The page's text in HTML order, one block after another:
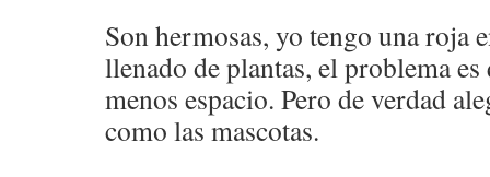
Son hermosas, yo tengo una roja
llenado de plantas, el problema es
menos espacio. Pero de verdad
como las mascotas.